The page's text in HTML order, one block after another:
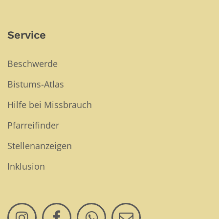
Service
Beschwerde
Bistums-Atlas
Hilfe bei Missbrauch
Pfarreifinder
Stellenanzeigen
Inklusion